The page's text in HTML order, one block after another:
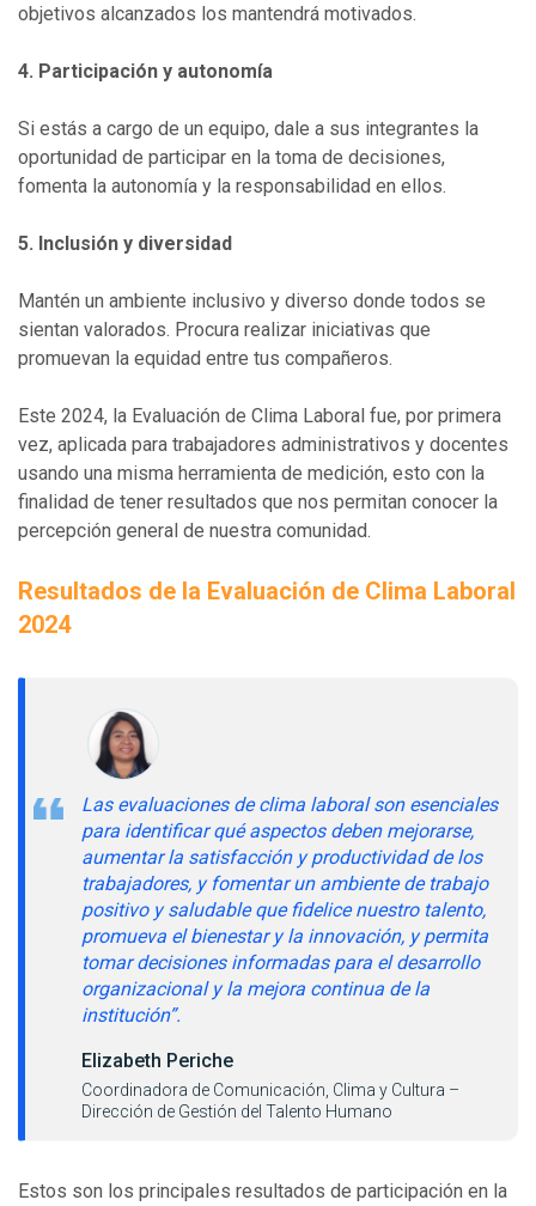
objetivos alcanzados los mantendrá motivados.
4. Participación y autonomía
Si estás a cargo de un equipo, dale a sus integrantes la
oportunidad de participar en la toma de decisiones,
fomenta la autonomía y la responsabilidad en ellos.
5. Inclusión y diversidad
Mantén un ambiente inclusivo y diverso donde todos se
sientan valorados. Procura realizar iniciativas que
promuevan la equidad entre tus compañeros.
Este 2024, la Evaluación de Clima Laboral fue, por primera
vez, aplicada para trabajadores administrativos y docentes
usando una misma herramienta de medición, esto con la
finalidad de tener resultados que nos permitan conocer la
percepción general de nuestra comunidad.
Resultados de la Evaluación de Clima Laboral
2024
Las evaluaciones de clima laboral son esenciales
para identificar qué aspectos deben mejorarse,
aumentar la satisfacción y productividad de los
trabajadores, y fomentar un ambiente de trabajo
positivo y saludable que fidelice nuestro talento,
promueva el bienestar y la innovación, y permita
tomar decisiones informadas para el desarrollo
organizacional y la mejora continua de la
institución”.
Elizabeth Periche
Coordinadora de Comunicación, Clima y Cultura –
Dirección de Gestión del Talento Humano
Estos son los principales resultados de participación en la